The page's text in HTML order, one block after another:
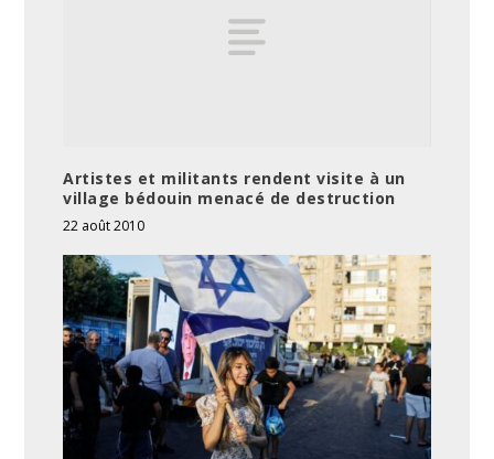
Artistes et militants rendent visite à un
village bédouin menacé de destruction
22 août 2010